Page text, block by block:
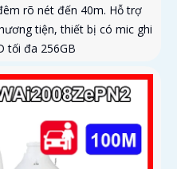
rõ nét đến 40m. Hỗ trợ
tiện, thiết bị có mic ghi
tối đa 256GB